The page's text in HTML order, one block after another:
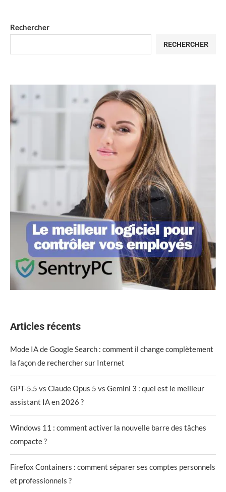
Rechercher
RECHERCHER
Articles récents
Mode IA de Google Search : comment il change complètement
la façon de rechercher sur Internet
GPT-5.5 vs Claude Opus 5 vs Gemini 3 : quel est le meilleur
assistant IA en 2026 ?
Windows 11 : comment activer la nouvelle barre des tâches
compacte ?
Firefox Containers : comment séparer ses comptes personnels
et professionnels ?